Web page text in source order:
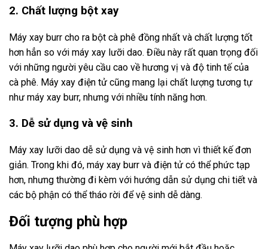
2. Chất lượng bột xay
Máy xay burr cho ra bột cà phê đồng nhất và chất lượng tốt
hơn hẳn so với máy xay lưỡi dao. Điều này rất quan trọng đối
với những người yêu cầu cao về hương vị và độ tinh tế của
cà phê. Máy xay điện tử cũng mang lại chất lượng tương tự
như máy xay burr, nhưng với nhiều tính năng hơn.
3. Dễ sử dụng và vệ sinh
Máy xay lưỡi dao dễ sử dụng và vệ sinh hơn vì thiết kế đơn
giản. Trong khi đó, máy xay burr và điện tử có thể phức tạp
hơn, nhưng thường đi kèm với hướng dẫn sử dụng chi tiết và
các bộ phận có thể tháo rời để vệ sinh dễ dàng.
Đối tượng phù hợp